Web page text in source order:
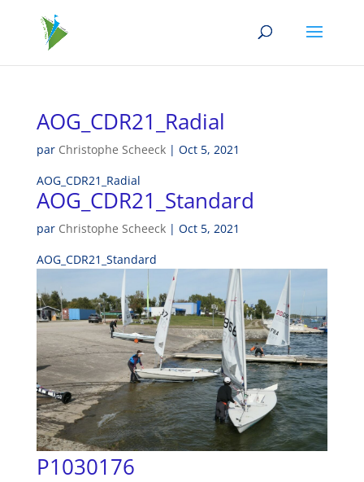
AOG_CDR21_Radial
par Christophe Scheeck| Oct 5, 2021
AOG_CDR21_Radial
AOG_CDR21_Standard
par Christophe Scheeck| Oct 5, 2021
AOG_CDR21_Standard
P1030176